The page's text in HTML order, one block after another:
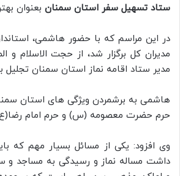
ستاد تسهیل سفر استان سمنان بعنوان
در این مراسم که با حضور هاشمی،
مدیران کل برگزار شد، از حجت الاسلام و
مدیر ستاد اقامه نماز استان سمنان تجلیل
هاشمی به برشمردن ویژگی های استان
حرم حضرت معصومه (س) و حرم امام رضا(ع)
وی افزود: یکی از مسائل بسیار مهم که
داشت مساله نماز و رسیدگی به مساجد